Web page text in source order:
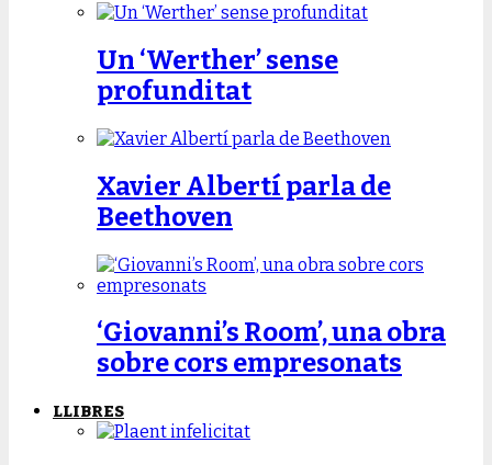
Un ‘Werther’ sense
profunditat
Xavier Albertí parla de
Beethoven
‘Giovanni’s Room’, una obra
sobre cors empresonats
LLIBRES